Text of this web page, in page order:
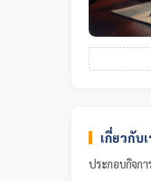
เกี่ยวกับเ
ประกอบกิจก